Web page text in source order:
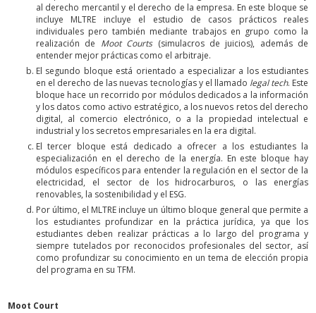
al derecho mercantil y el derecho de la empresa. En este bloque se
incluye MLTRE incluye el estudio de casos prácticos reales
individuales pero también mediante trabajos en grupo como la
realización de Moot Courts (simulacros de juicios), además de
entender mejor prácticas como el arbitraje.
El segundo bloque está orientado a especializar a los estudiantes
en el derecho de las nuevas tecnologías y el llamado legal tech. Este
bloque hace un recorrido por módulos dedicados a la información
y los datos como activo estratégico, a los nuevos retos del derecho
digital, al comercio electrónico, o a la propiedad intelectual e
industrial y los secretos empresariales en la era digital.
El tercer bloque está dedicado a ofrecer a los estudiantes la
especialización en el derecho de la energía. En este bloque hay
módulos específicos para entender la regulación en el sector de la
electricidad, el sector de los hidrocarburos, o las energías
renovables, la sostenibilidad y el ESG.
Por último, el MLTRE incluye un último bloque general que permite a
los estudiantes profundizar en la práctica jurídica, ya que los
estudiantes deben realizar prácticas a lo largo del programa y
siempre tutelados por reconocidos profesionales del sector, así
como profundizar su conocimiento en un tema de elección propia
del programa en su TFM.
Moot Court